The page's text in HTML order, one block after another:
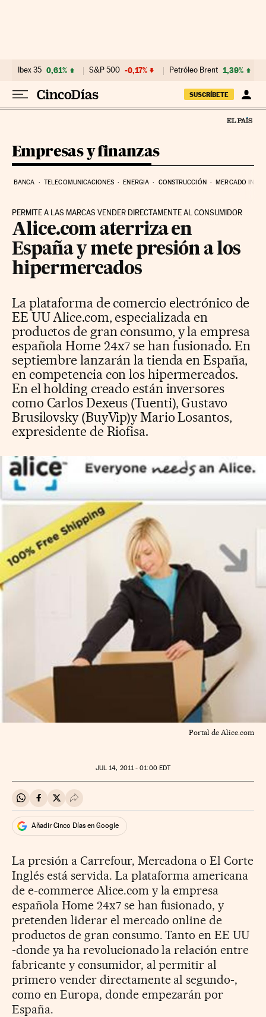
Ibex 35 0,61% S&P 500 -0,17% Petróleo Brent 1,39%
SUSCRÍBETE
Empresas y finanzas
BANCA TELECOMUNICACIONES ENERGIA CONSTRUCCIÓN MERCADO
PERMITE A LAS MARCAS VENDER DIRECTAMENTE AL CONSUMIDOR
Alice.com aterriza en
España y mete presión a los
hipermercados
La plataforma de comercio electrónico de
EE UU Alice.com, especializada en
productos de gran consumo, y la empresa
española Home 24x7 se han fusionado. En
septiembre lanzarán la tienda en España,
en competencia con los hipermercados.
En el holding creado están inversores
como Carlos Dexeus (Tuenti), Gustavo
Brusilovsky (BuyVip)y Mario Losantos,
expresidente de Riofisa.
Portal de Alice.com
JUL 14, 2011 - 01:00EDT
Compartir en Whatsapp
Compartir en Facebook
Compartir en Twitter
Desplegar Redes Sociales
Añadir Cinco Días en Google
La presión a Carrefour, Mercadona o El Corte
Inglés está servida. La plataforma americana
de e-commerce Alice.com y la empresa
española Home 24x7 se han fusionado, y
pretenden liderar el mercado online de
productos de gran consumo. Tanto en EE UU
-donde ya ha revolucionado la relación entre
fabricante y consumidor, al permitir al
primero vender directamente al segundo-,
como en Europa, donde empezarán por
España.